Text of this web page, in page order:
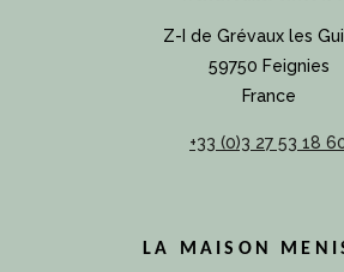
Z-I de Grévaux les
59750 Feignies
France
+33 (0)3 27 53 18
LA MAISON